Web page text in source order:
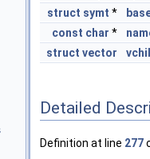
struct symt *
const char *
struct vector
Detailed
Definition at line 277